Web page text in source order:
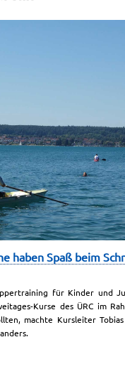
haben Spaß beim
für Kinder und
Kurse des ÜRC im
machte Kursleiter